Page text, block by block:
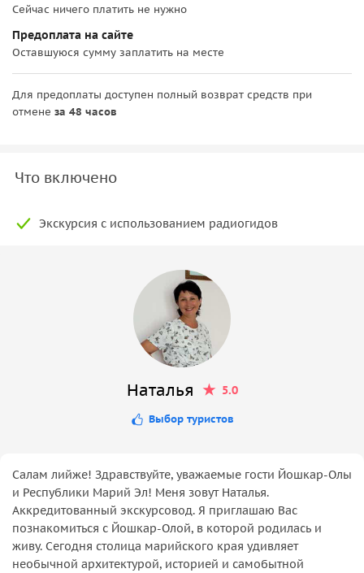
Сейчас ничего платить не нужно
Предоплата на сайте
Оставшуюся сумму заплатить на месте
Для предоплаты доступен полный возврат средств при
отмене за 48 часов
Что включено
Экскурсия с использованием радиогидов
Наталья 5.0
Выбор туристов
Салам лийже! Здравствуйте, уважаемые гости Йошкар-Олы
и Республики Марий Эл! Меня зовут Наталья.
Аккредитованный экскурсовод. Я приглашаю Вас
познакомиться с Йошкар-Олой, в которой родилась и
живу. Сегодня столица марийского края удивляет
необычной архитектурой, историей и самобытной